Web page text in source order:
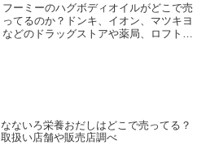
フーミーのハグボディオイルがどこで売
ってるのか？ドンキ、イオン、マツキヨ
などのドラッグストアや薬局、ロフト、
なないろ栄養おだしはどこで売ってる？
取扱い店舗や販売店調べ